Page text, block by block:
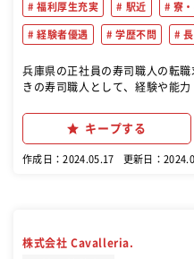
福利厚生充実 駅近 寮
経験者優遇 学歴不問 長
兵庫県の正社員の寿司職人の転職求
きの寿司職人として、経験や能
り扱っているので、あなたの今
きなどもより一層身に付きます！
キープする
作成日：2024.05.17 更新日：
株式会社 Cavalleria.